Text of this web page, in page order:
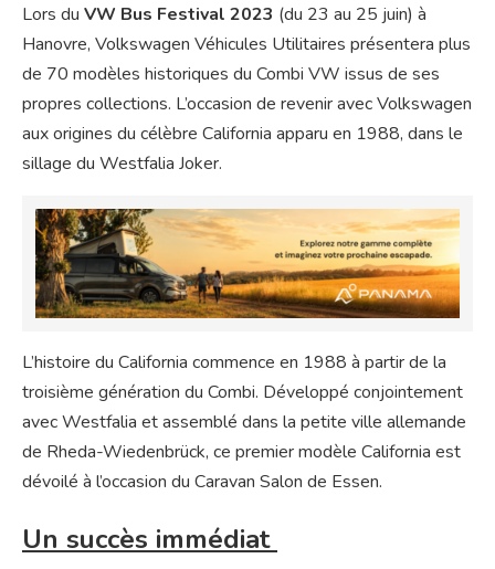
Lors du VW Bus Festival 2023 (du 23 au 25 juin) à
Hanovre, Volkswagen Véhicules Utilitaires présentera plus
de 70 modèles historiques du Combi VW issus de ses
propres collections. L’occasion de revenir avec Volkswagen
aux origines du célèbre California apparu en 1988, dans le
sillage du Westfalia Joker.
L’histoire du California commence en 1988 à partir de la
troisième génération du Combi. Développé conjointement
avec Westfalia et assemblé dans la petite ville allemande
de Rheda-Wiedenbrück, ce premier modèle California est
dévoilé à l’occasion du Caravan Salon de Essen.
Un succès immédiat